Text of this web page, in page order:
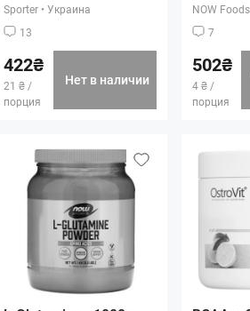
Sporter • Украина
13
422₴
21 ₴ /
порция
Нет в наличии
NOW Foods
7
502₴
4 ₴ /
порция